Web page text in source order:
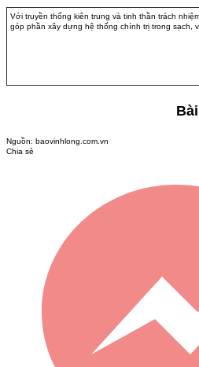
Với truyền thống kiên trung và tinh thần trách
góp phần xây dựng hệ thống chính trị trong sạch,
Nguồn: baovinhlong.com.vn
Chia sẻ